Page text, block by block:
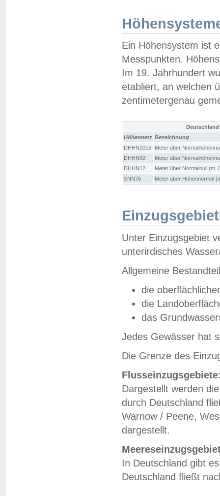
Ein Höhensystem ist
Messpunkten.
Im 19. Jahrhundert
etabliert, an welchen
zentimetergenau
Höhennetz Bezeichnung
DHHN2016
Meter über
DHHN92
Meter über
DHHN12
Meter über Normalnull (m.
SNN76
Meter über Höhennormal
Unter Einzugsgebiet
unterirdisches
Allgemeine
die
die
das
Jedes Gewässer hat
Die Grenze des
Dargestellt werden
durch Deutschland
Warnow / Peene,
dargestellt.
In Deutschland gibt
Deutschland fließt